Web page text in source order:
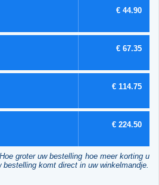
€ 44.90
€ 67.35
€ 114.75
€ 224.50
groter uw bestelling hoe meer korting u
komt direct in uw winkelmandje.